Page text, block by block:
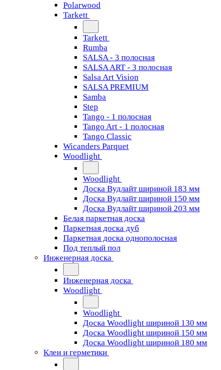
Polarwood
Tarkett
Tarkett
Rumba
SALSA - 3 полосная
SALSA ART - 3 полосная
Salsa Art Vision
SALSA PREMIUM
Samba
Step
Tango - 1 полосная
Tango Art - 1 полосная
Tango Classiс
Wicanders Parquet
Woodlight
Woodlight
Доска Вудлайт шириной 183 мм
Доска Вудлайт шириной 150 мм
Доска Вудлайт шириной 203 мм
Белая паркетная доска
Паркетная доска дуб
Паркетная доска однополосная
Под теплый пол
Инженерная доска
Инженерная доска
Woodlight
Woodlight
Доска Woodlight шириной 130 мм
Доска Woodlight шириной 150 мм
Доска Woodlight шириной 180 мм
Клеи и герметики